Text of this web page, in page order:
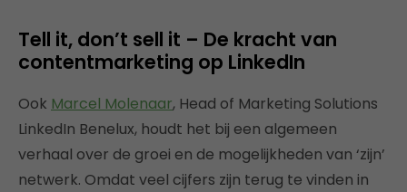
Tell it, don’t sell it – De kracht van
contentmarketing op LinkedIn
Ook Marcel Molenaar, Head of Marketing Solutions
LinkedIn Benelux, houdt het bij een algemeen
verhaal over de groei en de mogelijkheden van ‘zijn’
netwerk. Omdat veel cijfers zijn terug te vinden in